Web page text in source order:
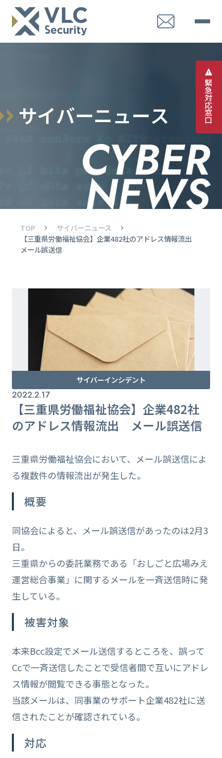
緊
急
対
応
窓
口
サイバーニュース
TOP
サイバーニュース
【三重県労働福祉協会】企業482社のアドレス情報流出
メール誤送信
サイバーインシデント
2022.2.17
【三重県労働福祉協会】企業482社
のアドレス情報流出 メール誤送信
三重県労働福祉協会において、メール誤送信によ
る複数件の情報流出が発生した。
概要
同協会によると、メール誤送信があったのは2月3
日。
三重県からの委託業務である「おしごと広場みえ
運営総合事業」に関するメールを一斉送信時に発
生している。
被害対象
本来Bcc設定でメール送信するところを、誤って
Ccで一斉送信したことで受信者間で互いにアドレ
ス情報が閲覧できる事態となった。
当該メールは、同事業のサポート企業482社に送
信されたことが確認されている。
対応